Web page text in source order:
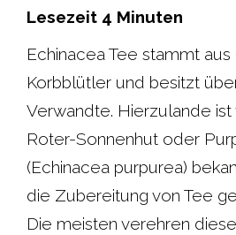
Lesezeit 4 Minuten
Echinacea Tee stammt
Korbblütler und besitzt
Verwandte. Hierzulande
Roter-Sonnenhut oder
(Echinacea purpurea)
die Zubereitung von Tee
Die meisten verehren